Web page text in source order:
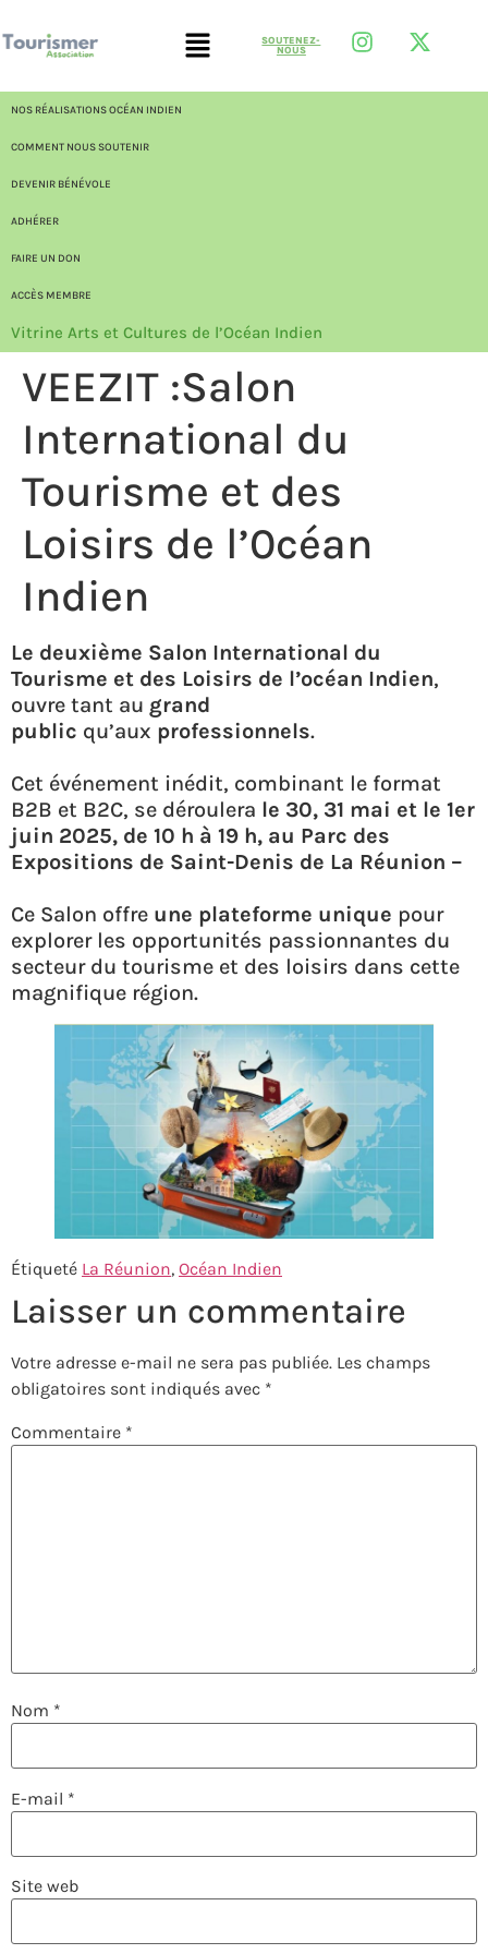
SOUTENEZ-
NOUS
NOS RÉALISATIONS OCÉAN INDIEN
COMMENT NOUS SOUTENIR
DEVENIR BÉNÉVOLE
ADHÉRER
FAIRE UN DON
ACCÈS MEMBRE
Vitrine Arts et Cultures de l’Océan Indien
VEEZIT :Salon
International du
Tourisme et des
Loisirs de l’0céan
Indien
Le deuxième Salon International du
Tourisme et des Loisirs de l’océan Indien,
ouvre tant au grand
public qu’aux professionnels.
Cet événement inédit, combinant le format
B2B et B2C, se déroulera le 30, 31 mai et le 1er
juin 2025, de 10 h à 19 h, au Parc des
Expositions de Saint-Denis de La Réunion –
Ce Salon offre une plateforme unique pour
explorer les opportunités passionnantes du
secteur du tourisme et des loisirs dans cette
magnifique région.
Étiqueté La Réunion, Océan Indien
Laisser un commentaire
Votre adresse e-mail ne sera pas publiée. Les champs
obligatoires sont indiqués avec *
Commentaire *
Nom *
E-mail *
Site web